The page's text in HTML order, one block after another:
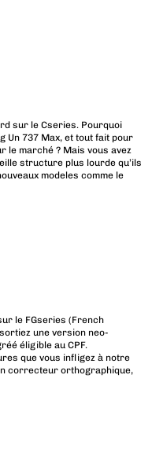
sur le Cseries. Pourquoi
Un 737 Max, et tout fait pour
le marché ? Mais vous avez
structure plus lourde qu’ils
modeles comme le
le FGseries (French
une version neo-
éligible au CPF.
que vous infligez à notre
correcteur orthographique,